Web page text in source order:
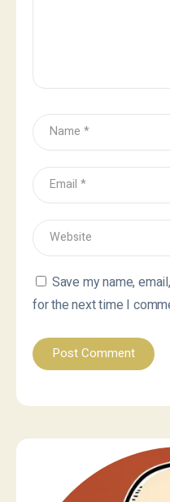
Save my name,
for the next time I